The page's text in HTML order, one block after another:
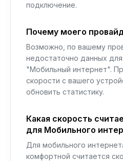
подключение.
Почему моего
Возможно, по вашему
недостаточно данных для
"Мобильный интернет".
скорости с вашего
обновить статистику.
Какая скорость
для Мобильного
Для мобильного
комфортной считается